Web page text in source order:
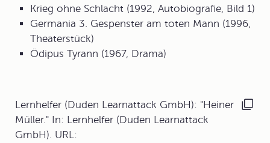
Krieg ohne Schlacht (1992, Autobiografie, Bild 1)
Germania 3. Gespenster am toten Mann (1996,
Theaterstück)
Ödipus Tyrann (1967, Drama)
Lernhelfer (Duden Learnattack GmbH): "Heiner
Müller." In: Lernhelfer (Duden Learnattack
GmbH). URL: